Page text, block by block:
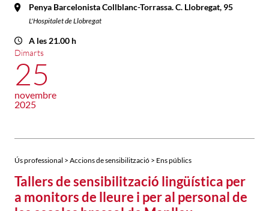
Penya Barcelonista Collblanc-Torrassa. C. Llobregat, 95
L'Hospitalet de Llobregat
A les 21.00 h
Dimarts
25
novembre
2025
Ús professional > Accions de sensibilització > Ens públics
Tallers de sensibilització lingüística per
a monitors de lleure i per al personal de